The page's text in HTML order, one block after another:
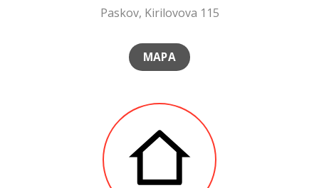
Paskov, Kirilovova 115
MAPA